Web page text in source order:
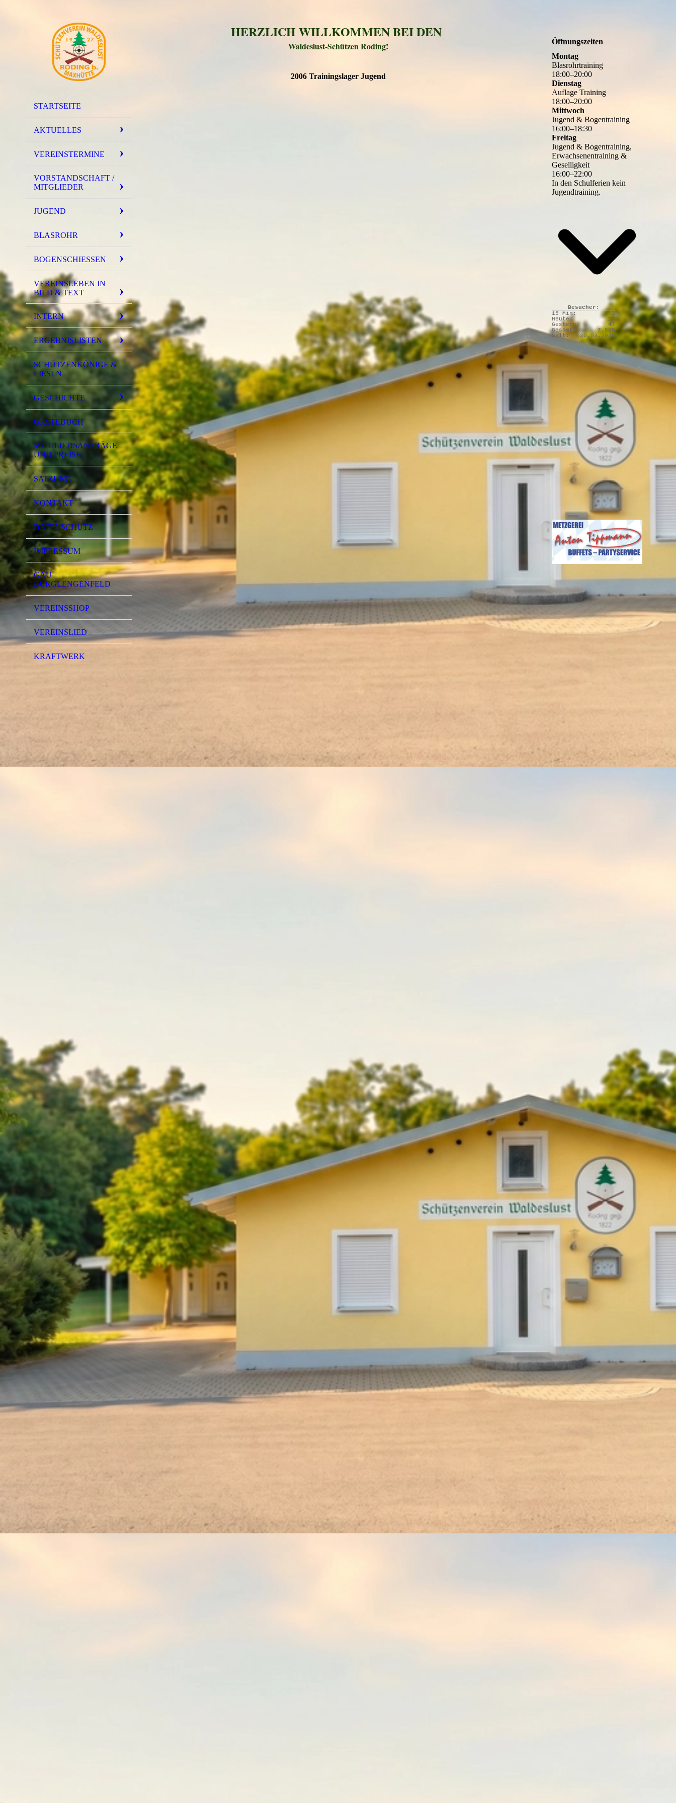
STARTSEITE
AKTUELLES
VEREINSTERMINE
VORSTANDSCHAFT /
MITGLIEDER
JUGEND
BLASROHR
BOGENSCHIESSEN
VEREINSLEBEN IN
BILD & TEXT
INTERN
ERGEBNISLISTEN
SCHÜTZENKÖNIGE &
LIESLN
GESCHICHTE
GÄSTEBUCH
MITGLIEDSANTRÄGE
UND PREISE
SATZUNG
KONTAKT
DATENSCHUTZ
IMPRESSUM
GAU
BURGLENGENFELD
VEREINSSHOP
VEREINSLIED
KRAFTWERK
HERZLICH WILLKOMMEN BEI DEN
Waldeslust-Schützen Roding!
2006 Trainingslager Jugend
Öffnungszeiten
Montag
Blasrohrtraining
18:00–20:00
Dienstag
Auflage Training
18:00–20:00
Mittwoch
Jugend & Bogentraining
16:00–18:30
Freitag
Jugend & Bogentraining,
Erwachsenentraining &
Geselligkeit
16:00–22:00
In den Schulferien kein
Jugendtraining.